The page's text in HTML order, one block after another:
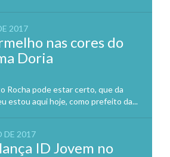
2017
nas cores do
Doria
Rocha pode estar certo, que da
estou aqui hoje, como prefeito da...
DE 2017
ID Jovem no